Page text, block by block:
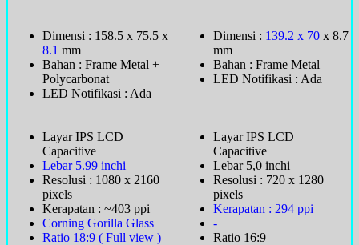
Dimensi : 158.5 x 75.5 x
8.1 mm
Bahan : Frame Metal +
Polycarbonat
LED Notifikasi : Ada
Dimensi : 139.2 x 70 x 8.7
mm
Bahan : Frame Metal
LED Notifikasi : Ada
Layar IPS LCD
Capacitive
Lebar 5.99 inchi
Resolusi : 1080 x 2160
pixels
Kerapatan : ~403 ppi
Corning Gorilla Glass
Ratio 18:9 ( Full view )
Layar IPS LCD
Capacitive
Lebar 5,0 inchi
Resolusi : 720 x 1280
pixels
Kerapatan : 294 ppi
-
Ratio 16:9